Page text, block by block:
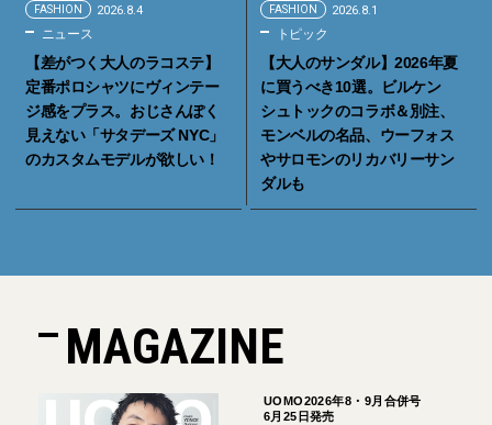
FASHION 2026.8.4
ニュース
【差がつく大人のラコステ】
定番ポロシャツにヴィンテー
ジ感をプラス。おじさんぽく
見えない「サタデーズ NYC」
のカスタムモデルが欲しい！
FASHION 2026.8.1
トピック
【大人のサンダル】2026年夏
に買うべき10選。ビルケン
シュトックのコラボ＆別注、
モンベルの名品、ウーフォス
やサロモンのリカバリーサン
ダルも
MAGAZINE
UOMO2026年8・9月合併号
6月25日発売